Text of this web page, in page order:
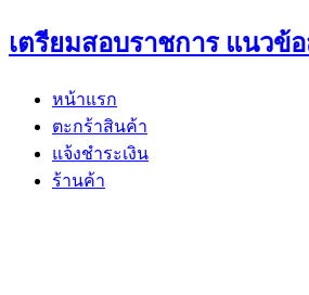
Skip
to
เตรียมสอบราชการ แนวข้
หน้าแรก
ตะกร้าสินค้า
แจ้งชำระเงิน
ร้านค้า